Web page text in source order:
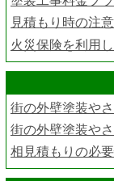
見積もり時の注
火災保険を利用
街の外壁塗装や
街の外壁塗装や
相見積もりの必